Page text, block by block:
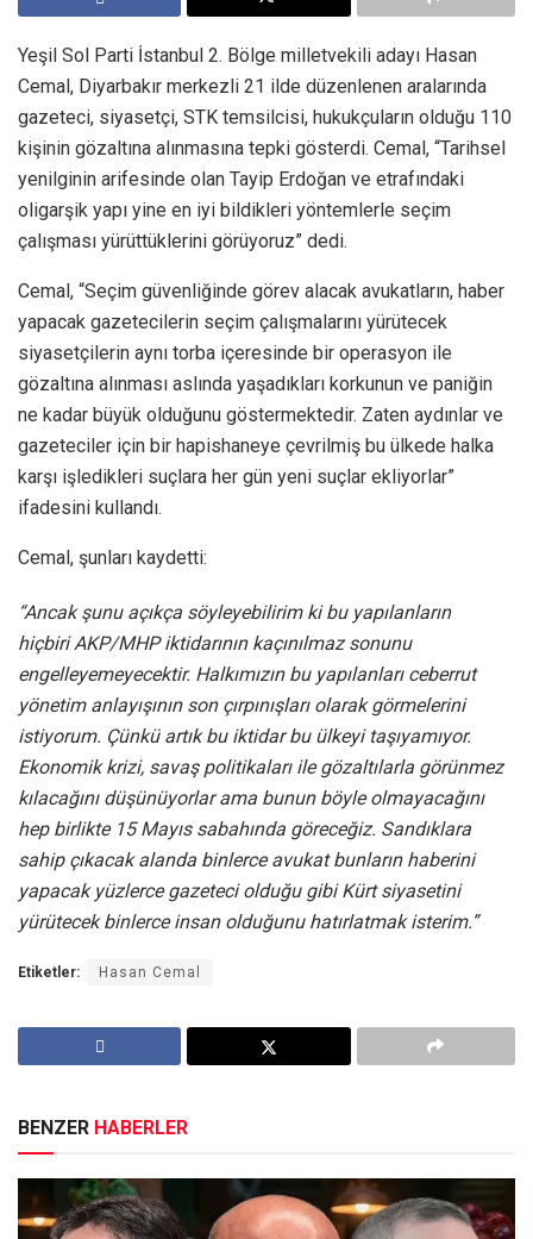
Yeşil Sol Parti İstanbul 2. Bölge milletvekili adayı Hasan
Cemal, Diyarbakır merkezli 21 ilde düzenlenen aralarında
gazeteci, siyasetçi, STK temsilcisi, hukukçuların olduğu 110
kişinin gözaltına alınmasına tepki gösterdi. Cemal, “Tarihsel
yenilginin arifesinde olan Tayip Erdoğan ve etrafındaki
oligarşik yapı yine en iyi bildikleri yöntemlerle seçim
çalışması yürüttüklerini görüyoruz” dedi.
Cemal, “Seçim güvenliğinde görev alacak avukatların, haber
yapacak gazetecilerin seçim çalışmalarını yürütecek
siyasetçilerin aynı torba içeresinde bir operasyon ile
gözaltına alınması aslında yaşadıkları korkunun ve paniğin
ne kadar büyük olduğunu göstermektedir. Zaten aydınlar ve
gazeteciler için bir hapishaneye çevrilmiş bu ülkede halka
karşı işledikleri suçlara her gün yeni suçlar ekliyorlar”
ifadesini kullandı.
Cemal, şunları kaydetti:
“Ancak şunu açıkça söyleyebilirim ki bu yapılanların
hiçbiri AKP/MHP iktidarının kaçınılmaz sonunu
engelleyemeyecektir. Halkımızın bu yapılanları ceberrut
yönetim anlayışının son çırpınışları olarak görmelerini
istiyorum. Çünkü artık bu iktidar bu ülkeyi taşıyamıyor.
Ekonomik krizi, savaş politikaları ile gözaltılarla görünmez
kılacağını düşünüyorlar ama bunun böyle olmayacağını
hep birlikte 15 Mayıs sabahında göreceğiz. Sandıklara
sahip çıkacak alanda binlerce avukat bunların haberini
yapacak yüzlerce gazeteci olduğu gibi Kürt siyasetini
yürütecek binlerce insan olduğunu hatırlatmak isterim.”
Etiketler: Hasan Cemal
BENZER HABERLER